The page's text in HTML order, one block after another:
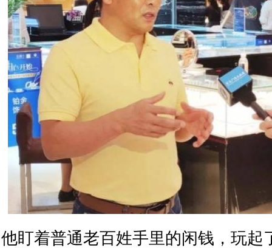
他盯着普通老百姓手里的闲钱，玩起